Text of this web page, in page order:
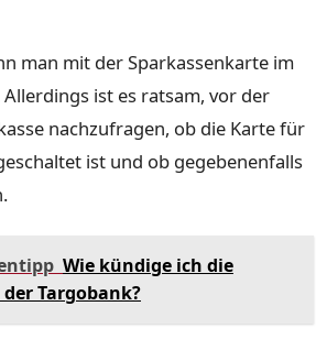
man mit der Sparkassenkarte im
ist es ratsam, vor der
nachzufragen, ob die Karte für
ist und ob gegebenenfalls
Wie kündige ich die
Targobank?